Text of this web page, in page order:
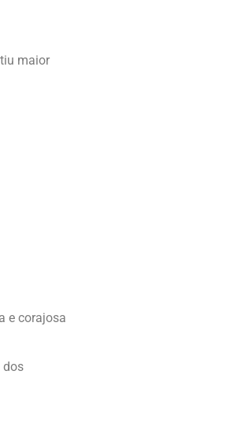
maior
e corajosa
dos